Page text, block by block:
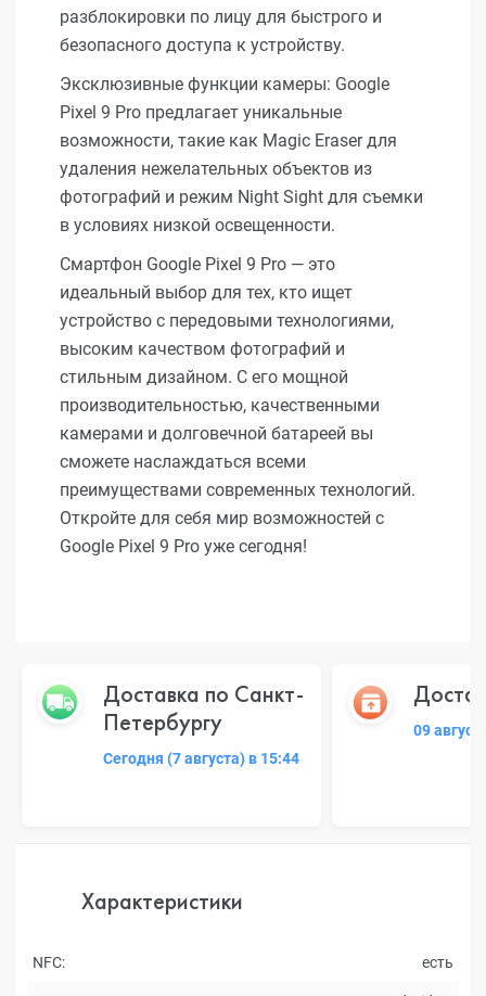
разблокировки по лицу для быстрого и
безопасного доступа к устройству.
Эксклюзивные функции камеры: Google
Pixel 9 Pro предлагает уникальные
возможности, такие как Magic Eraser для
удаления нежелательных объектов из
фотографий и режим Night Sight для съемки
в условиях низкой освещенности.
Смартфон Google Pixel 9 Pro — это
идеальный выбор для тех, кто ищет
устройство с передовыми технологиями,
высоким качеством фотографий и
стильным дизайном. С его мощной
производительностью, качественными
камерами и долговечной батареей вы
сможете наслаждаться всеми
преимуществами современных технологий.
Откройте для себя мир возможностей с
Google Pixel 9 Pro уже сегодня!
Доставка по Санкт-
Петербургу
Сегодня (7 августа) в 15:44
09
Характеристики
NFC: есть